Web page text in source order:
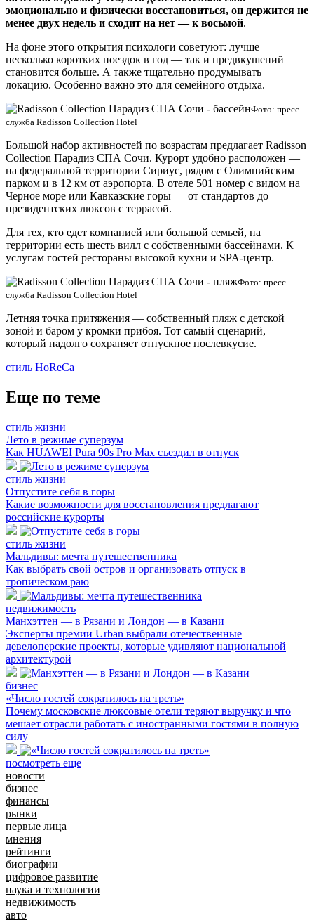
эмоционально и физически восстановиться, он держится не
менее двух недель и сходит на нет — к восьмой.
На фоне этого открытия психологи советуют: лучше
несколько коротких поездок в год — так и предвкушений
становится больше. А также тщательно продумывать
локацию. Особенно важно это для семейного отдыха.
Фото: пресс-
служба Radisson Collection Hotel
Большой набор активностей по возрастам предлагает Radisson
Collection Парадиз СПА Сочи. Курорт удобно расположен —
на федеральной территории Сириус, рядом с Олимпийским
парком и в 12 км от аэропорта. В отеле 501 номер с видом на
Черное море или Кавказские горы — от стандартов до
президентских люксов с террасой.
Для тех, кто едет компанией или большой семьей, на
территории есть шесть вилл с собственными бассейнами. К
услугам гостей рестораны высокой кухни и SPA-центр.
Фото: пресс-
служба Radisson Collection Hotel
Летняя точка притяжения — собственный пляж с детской
зоной и баром у кромки прибоя. Тот самый сценарий,
который надолго сохраняет отпускное послевкусие.
стиль HoReCa
Еще по теме
стиль жизни
Лето в режиме суперзум
Как HUAWEI Pura 90s Pro Max съездил в отпуск
стиль жизни
Отпустите себя в горы
Какие возможности для восстановления предлагают
российские курорты
стиль жизни
Мальдивы: мечта путешественника
Как выбрать свой остров и организовать отпуск в
тропическом раю
недвижимость
Манхэттен — в Рязани и Лондон — в Казани
Эксперты премии Urban выбрали отечественные
девелоперские проекты, которые удивляют национальной
архитектурой
бизнес
«Число гостей сократилось на треть»
Почему московские люксовые отели теряют выручку и что
мешает отрасли работать с иностранными гостями в полную
силу
посмотреть еще
новости
бизнес
финансы
рынки
первые лица
мнения
рейтинги
биографии
цифровое развитие
наука и технологии
недвижимость
авто